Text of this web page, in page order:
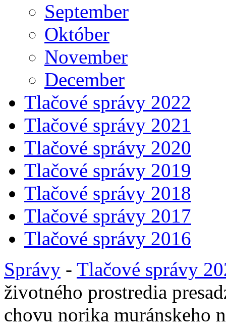
September
Október
November
December
Tlačové správy 2022
Tlačové správy 2021
Tlačové správy 2020
Tlačové správy 2019
Tlačové správy 2018
Tlačové správy 2017
Tlačové správy 2016
Správy - Tlačové správy
životného prostredia
chovu norika muránskeho